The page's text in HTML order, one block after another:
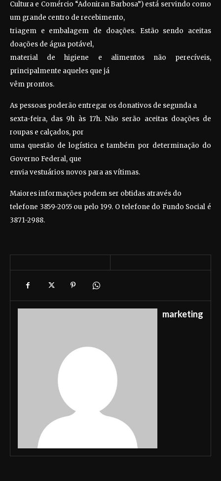
Cultura e Comércio “Adoniran Barbosa”) está servindo como
um grande centro de recebimento,
triagem e embalagem de doações. Estão sendo aceitas
doações de água potável,
material de higiene e alimentos não perecíveis,
principalmente aqueles que já
vêm prontos.
As pessoas poderão entregar os donativos de segunda a
sexta-feira, das 9h às 17h. Não serão aceitas doações de
roupas e calçados, por
uma questão de logística e também por determinação do
Governo Federal, que
envia vestuários novos para as vítimas.
Maiores informações podem ser obtidas através do
telefone 3859-2055 ou pelo 199. O telefone do Fundo Social é
3871-2988.
marketing